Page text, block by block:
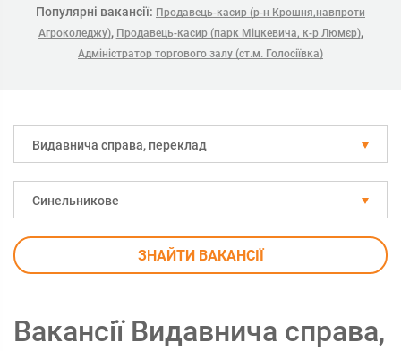
Популярні вакансії: Продавець-касир (р-н Крошня,навпроти
Агроколеджу), Продавець-касир (парк Міцкевича, к-р Люмєр),
Адміністратор торгового залу (ст.м. Голосіївка)
Видавнича справа, переклад
Синельникове
ЗНАЙТИ ВАКАНСІЇ
Вакансії Видавнича справа,